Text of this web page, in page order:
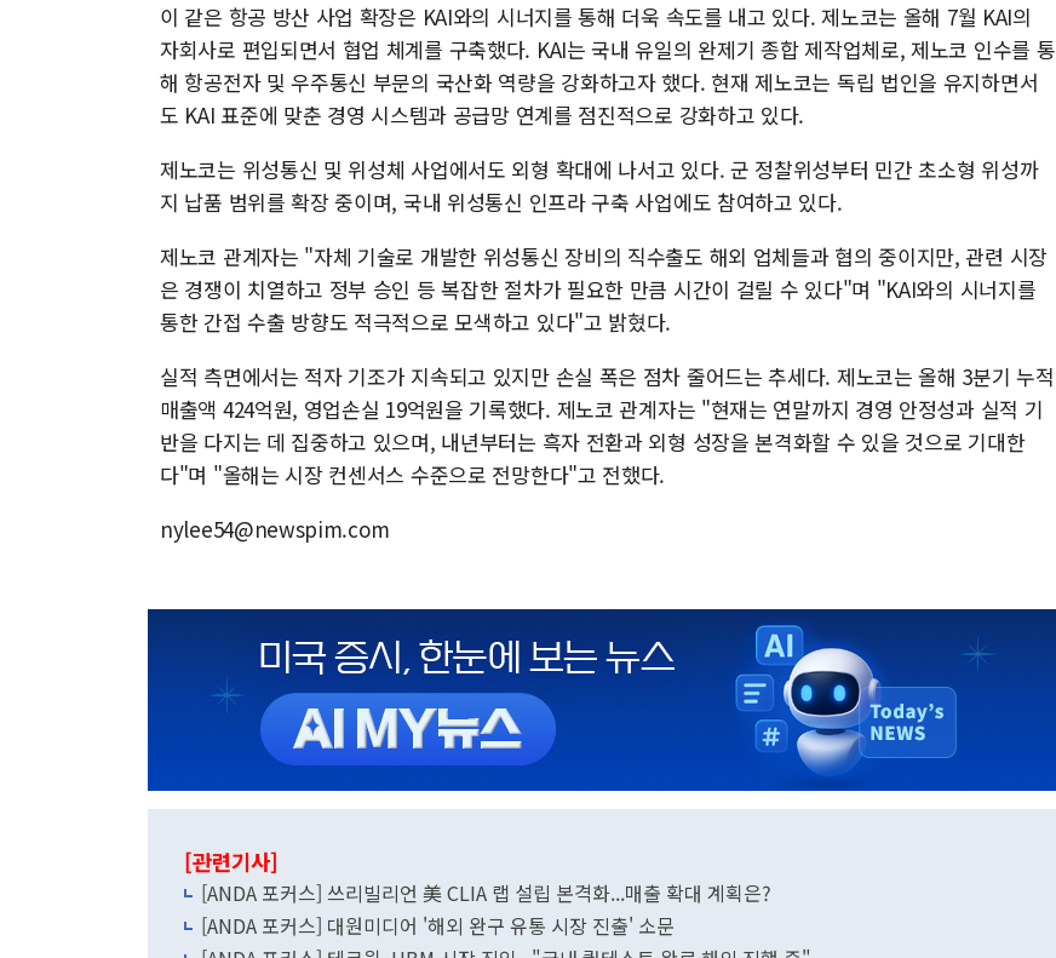
이 같은 항공 방산 사업 확장은 KAI와의 시너지를 통해 더욱 속도를 내고 있다. 제노코는 올해 7월 KAI의
자회사로 편입되면서 협업 체계를 구축했다. KAI는 국내 유일의 완제기 종합 제작업체로, 제노코 인수를 통
해 항공전자 및 우주통신 부문의 국산화 역량을 강화하고자 했다. 현재 제노코는 독립 법인을 유지하면서
도 KAI 표준에 맞춘 경영 시스템과 공급망 연계를 점진적으로 강화하고 있다.
제노코는 위성통신 및 위성체 사업에서도 외형 확대에 나서고 있다. 군 정찰위성부터 민간 초소형 위성까
지 납품 범위를 확장 중이며, 국내 위성통신 인프라 구축 사업에도 참여하고 있다.
제노코 관계자는 "자체 기술로 개발한 위성통신 장비의 직수출도 해외 업체들과 협의 중이지만, 관련 시장
은 경쟁이 치열하고 정부 승인 등 복잡한 절차가 필요한 만큼 시간이 걸릴 수 있다"며 "KAI와의 시너지를
통한 간접 수출 방향도 적극적으로 모색하고 있다"고 밝혔다.
실적 측면에서는 적자 기조가 지속되고 있지만 손실 폭은 점차 줄어드는 추세다. 제노코는 올해 3분기 누적
매출액 424억원, 영업손실 19억원을 기록했다. 제노코 관계자는 "현재는 연말까지 경영 안정성과 실적 기
반을 다지는 데 집중하고 있으며, 내년부터는 흑자 전환과 외형 성장을 본격화할 수 있을 것으로 기대한
다"며 "올해는 시장 컨센서스 수준으로 전망한다"고 전했다.
nylee54@newspim.com
[관련기사]
[ANDA 포커스] 쓰리빌리언 美 CLIA 랩 설립 본격화...매출 확대 계획은?
[ANDA 포커스] 대원미디어 '해외 완구 유통 시장 진출' 소문